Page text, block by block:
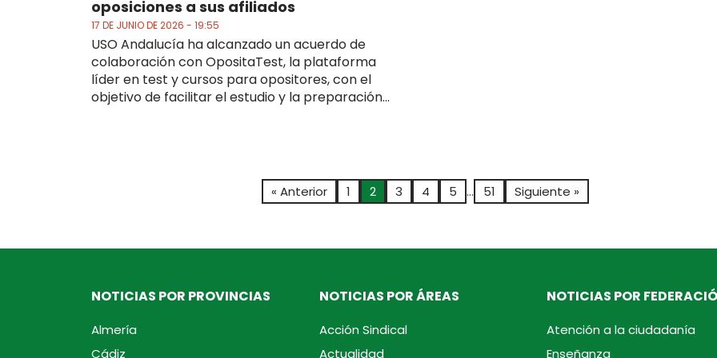
oposiciones a sus afiliados
17 DE JUNIO DE 2026 - 19:55
USO Andalucía ha alcanzado un acuerdo de
colaboración con OpositaTest, la plataforma
líder en test y cursos para opositores, con el
objetivo de facilitar el estudio y la preparación...
« Anterior 1 2 3 4 5 … 51 Siguiente »
NOTICIAS POR PROVINCIAS
Almería
Cádiz
NOTICIAS POR ÁREAS
Acción Sindical
Actualidad
NOTICIAS POR
Atención a la ciudadanía
Enseñanza